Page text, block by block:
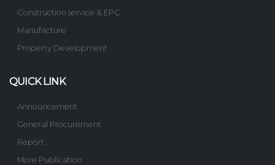
Construction service & EPC
Manufacture
Property Development
QUICK LINK
Announcement
General Procurement
Report
More Publication